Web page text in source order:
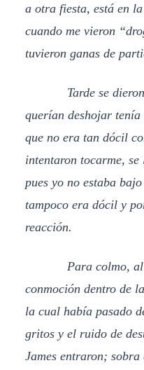
a otra fiesta, está en
cuando me vieron
tuvieron ganas de
Tarde se dieron
querían deshojar tenía
que no era tan dócil
intentaron tocarme,
pues yo no estaba
tampoco era dócil y
reacción.
Para colmo, al
conmoción dentro de
la cual había pasado
gritos y el ruido de
James entraron;